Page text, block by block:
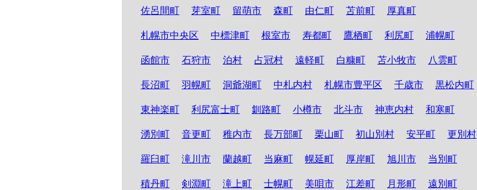
佐呂間町 芽室町 留萌市 森町 由仁町 苫前町 厚真町
札幌市中央区 中標津町 根室市 寿都町 鷹栖町 利尻町 浦幌町
函館市 石狩市 泊村 占冠村 遠軽町 白糠町 苫小牧市 八雲町
長沼町 羽幌町 洞爺湖町 中札内村 札幌市豊平区 千歳市 黒松内町
東神楽町 利尻富士町 釧路町 小樽市 北斗市 神恵内村 和寒町
湧別町 音更町 稚内市 長万部町 栗山町 初山別村 安平町 更別村
羅臼町 滝川市 蘭越町 当麻町 幌延町 厚岸町 旭川市 当別町
積丹町 剣淵町 滝上町 士幌町 美唄市 江差町 月形町 遠別町